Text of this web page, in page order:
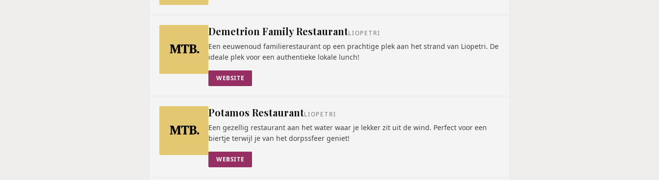
Demetrion Family RestaurantLIOPETRI
Een eeuwenoud familierestaurant op een prachtige plek aan het strand van Liopetri. De
ideale plek voor een authentieke lokale lunch!
WEBSITE
Potamos RestaurantLIOPETRI
Een gezellig restaurant aan het water waar je lekker zit uit de wind. Perfect voor een
biertje terwijl je van het dorpssfeer geniet!
WEBSITE